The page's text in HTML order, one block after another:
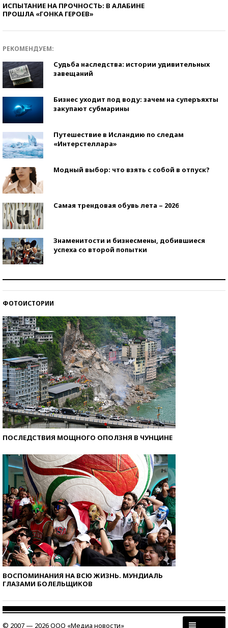
ИСПЫТАНИЕ НА ПРОЧНОСТЬ: В АЛАБИНЕ
ПРОШЛА «ГОНКА ГЕРОЕВ»
РЕКОМЕНДУЕМ:
Судьба наследства: истории удивительных
завещаний
Бизнес уходит под воду: зачем на суперъяхты
закупают субмарины
Путешествие в Исландию по следам
«Интерстеллара»
Модный выбор: что взять с собой в отпуск?
Самая трендовая обувь лета – 2026
Знаменитости и бизнесмены, добившиеся
успеха со второй попытки
ФОТОИСТОРИИ
ПОСЛЕДСТВИЯ МОЩНОГО ОПОЛЗНЯ В ЧУНЦИНЕ
ВОСПОМИНАНИЯ НА ВСЮ ЖИЗНЬ. МУНДИАЛЬ
ГЛАЗАМИ БОЛЕЛЬЩИКОВ
© 2007 — 2026 ООО «Медиа новости»